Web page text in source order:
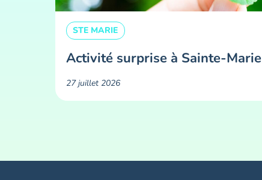
STE MARIE
Activité surprise à Sainte-Marie
27 juillet 2026